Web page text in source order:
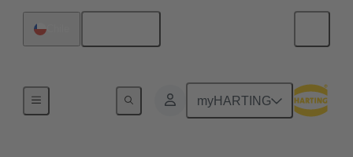
myHARTING
Terminación de placa madre a tarjeta hija